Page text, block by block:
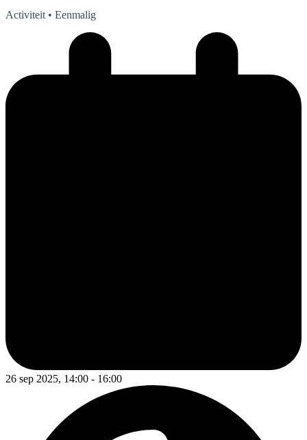
Activiteit • Eenmalig
26 sep 2025, 14:00 - 16:00